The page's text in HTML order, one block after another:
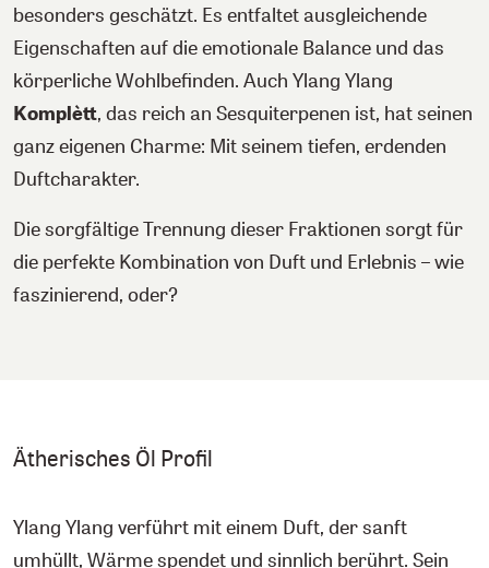
besonders geschätzt. Es entfaltet ausgleichende
Eigenschaften auf die emotionale Balance und das
körperliche Wohlbefinden. Auch Ylang Ylang
Komplètt, das reich an Sesquiterpenen ist, hat seinen
ganz eigenen Charme: Mit seinem tiefen, erdenden
Duftcharakter.
Die sorgfältige Trennung dieser Fraktionen sorgt für
die perfekte Kombination von Duft und Erlebnis – wie
faszinierend, oder?
Ätherisches Öl Profil
Ylang Ylang verführt mit einem Duft, der sanft
umhüllt, Wärme spendet und sinnlich berührt. Sein